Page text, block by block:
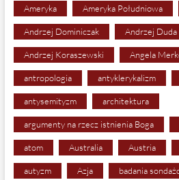
Ameryka Ameryka Południowa
Andrzej Dominiczak Andrzej Duda
Andrzej Koraszewski Angela
antropologia antyklerykalizm
antysemityzm architektura
argumenty na rzecz istnienia Boga
atom Australia Austria
autyzm Azja badania